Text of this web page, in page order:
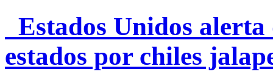
Estados Unidos alerta
estados por chiles